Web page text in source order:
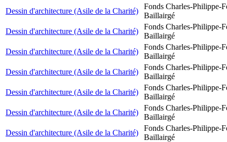
Dessin d'architecture (Asile de la Charité)
Fonds Charles-Philippe-
Baillairgé
Dessin d'architecture (Asile de la Charité)
Fonds Charles-Philippe-
Baillairgé
Dessin d'architecture (Asile de la Charité)
Fonds Charles-Philippe-
Baillairgé
Dessin d'architecture (Asile de la Charité)
Fonds Charles-Philippe-
Baillairgé
Dessin d'architecture (Asile de la Charité)
Fonds Charles-Philippe-
Baillairgé
Dessin d'architecture (Asile de la Charité)
Fonds Charles-Philippe-
Baillairgé
Dessin d'architecture (Asile de la Charité)
Fonds Charles-Philippe-
Baillairgé